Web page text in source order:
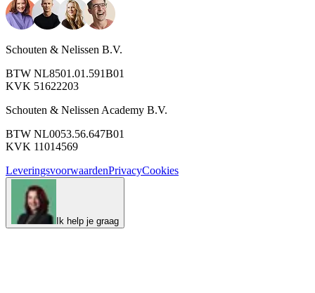
Schouten & Nelissen B.V.
BTW NL8501.01.591B01
KVK 51622203
Schouten & Nelissen Academy B.V.
BTW NL0053.56.647B01
KVK 11014569
LeveringsvoorwaardenPrivacyCookies
Ik help je graag